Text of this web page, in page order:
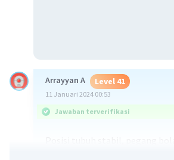
Arrayyan A Level 41
11 Januari 2024 00:53
Jawaban terverifikasi